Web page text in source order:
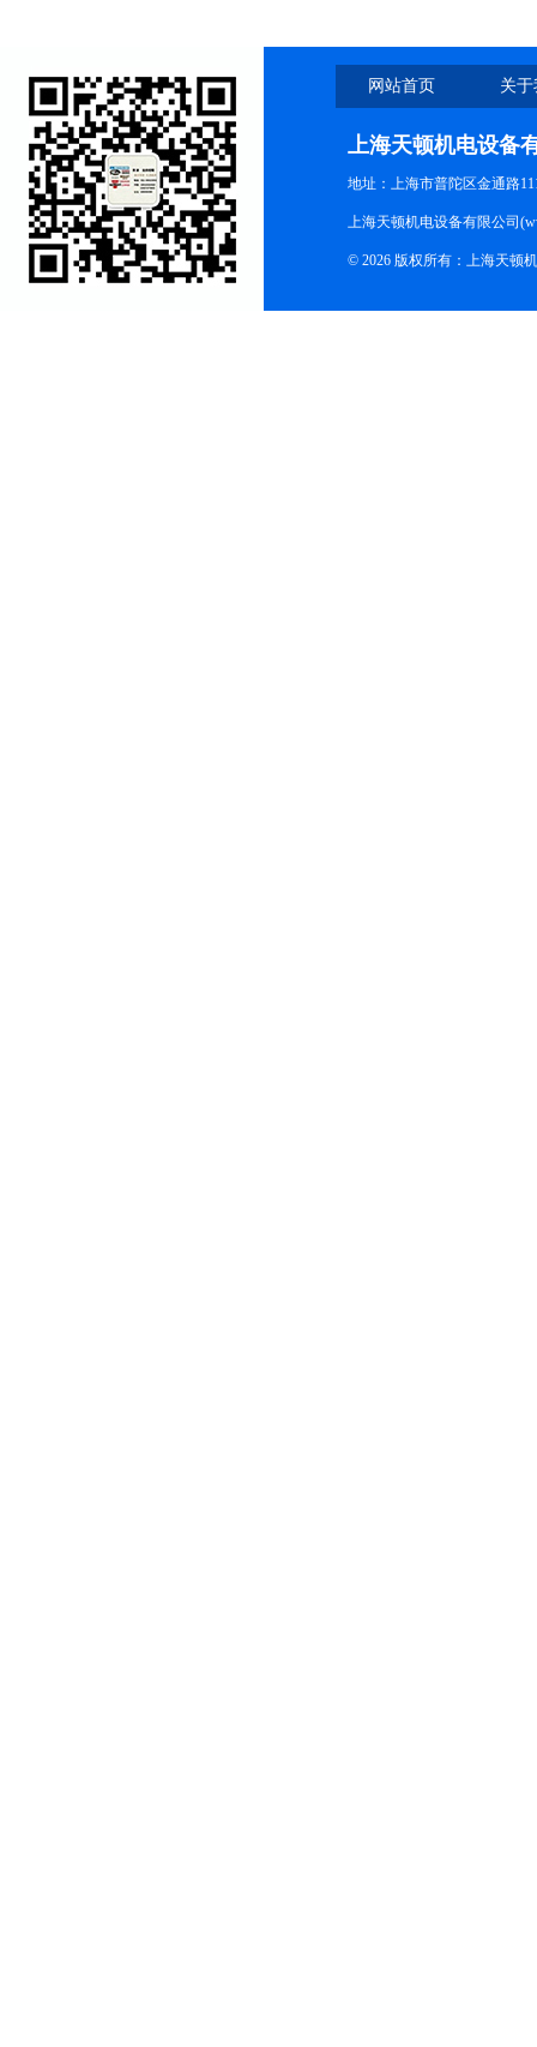
网站首页 关
上海天顿机电设备
地址：上海市普陀区金通路
上海天顿机电设备有限公司
© 2026 版权所有：上海天顿